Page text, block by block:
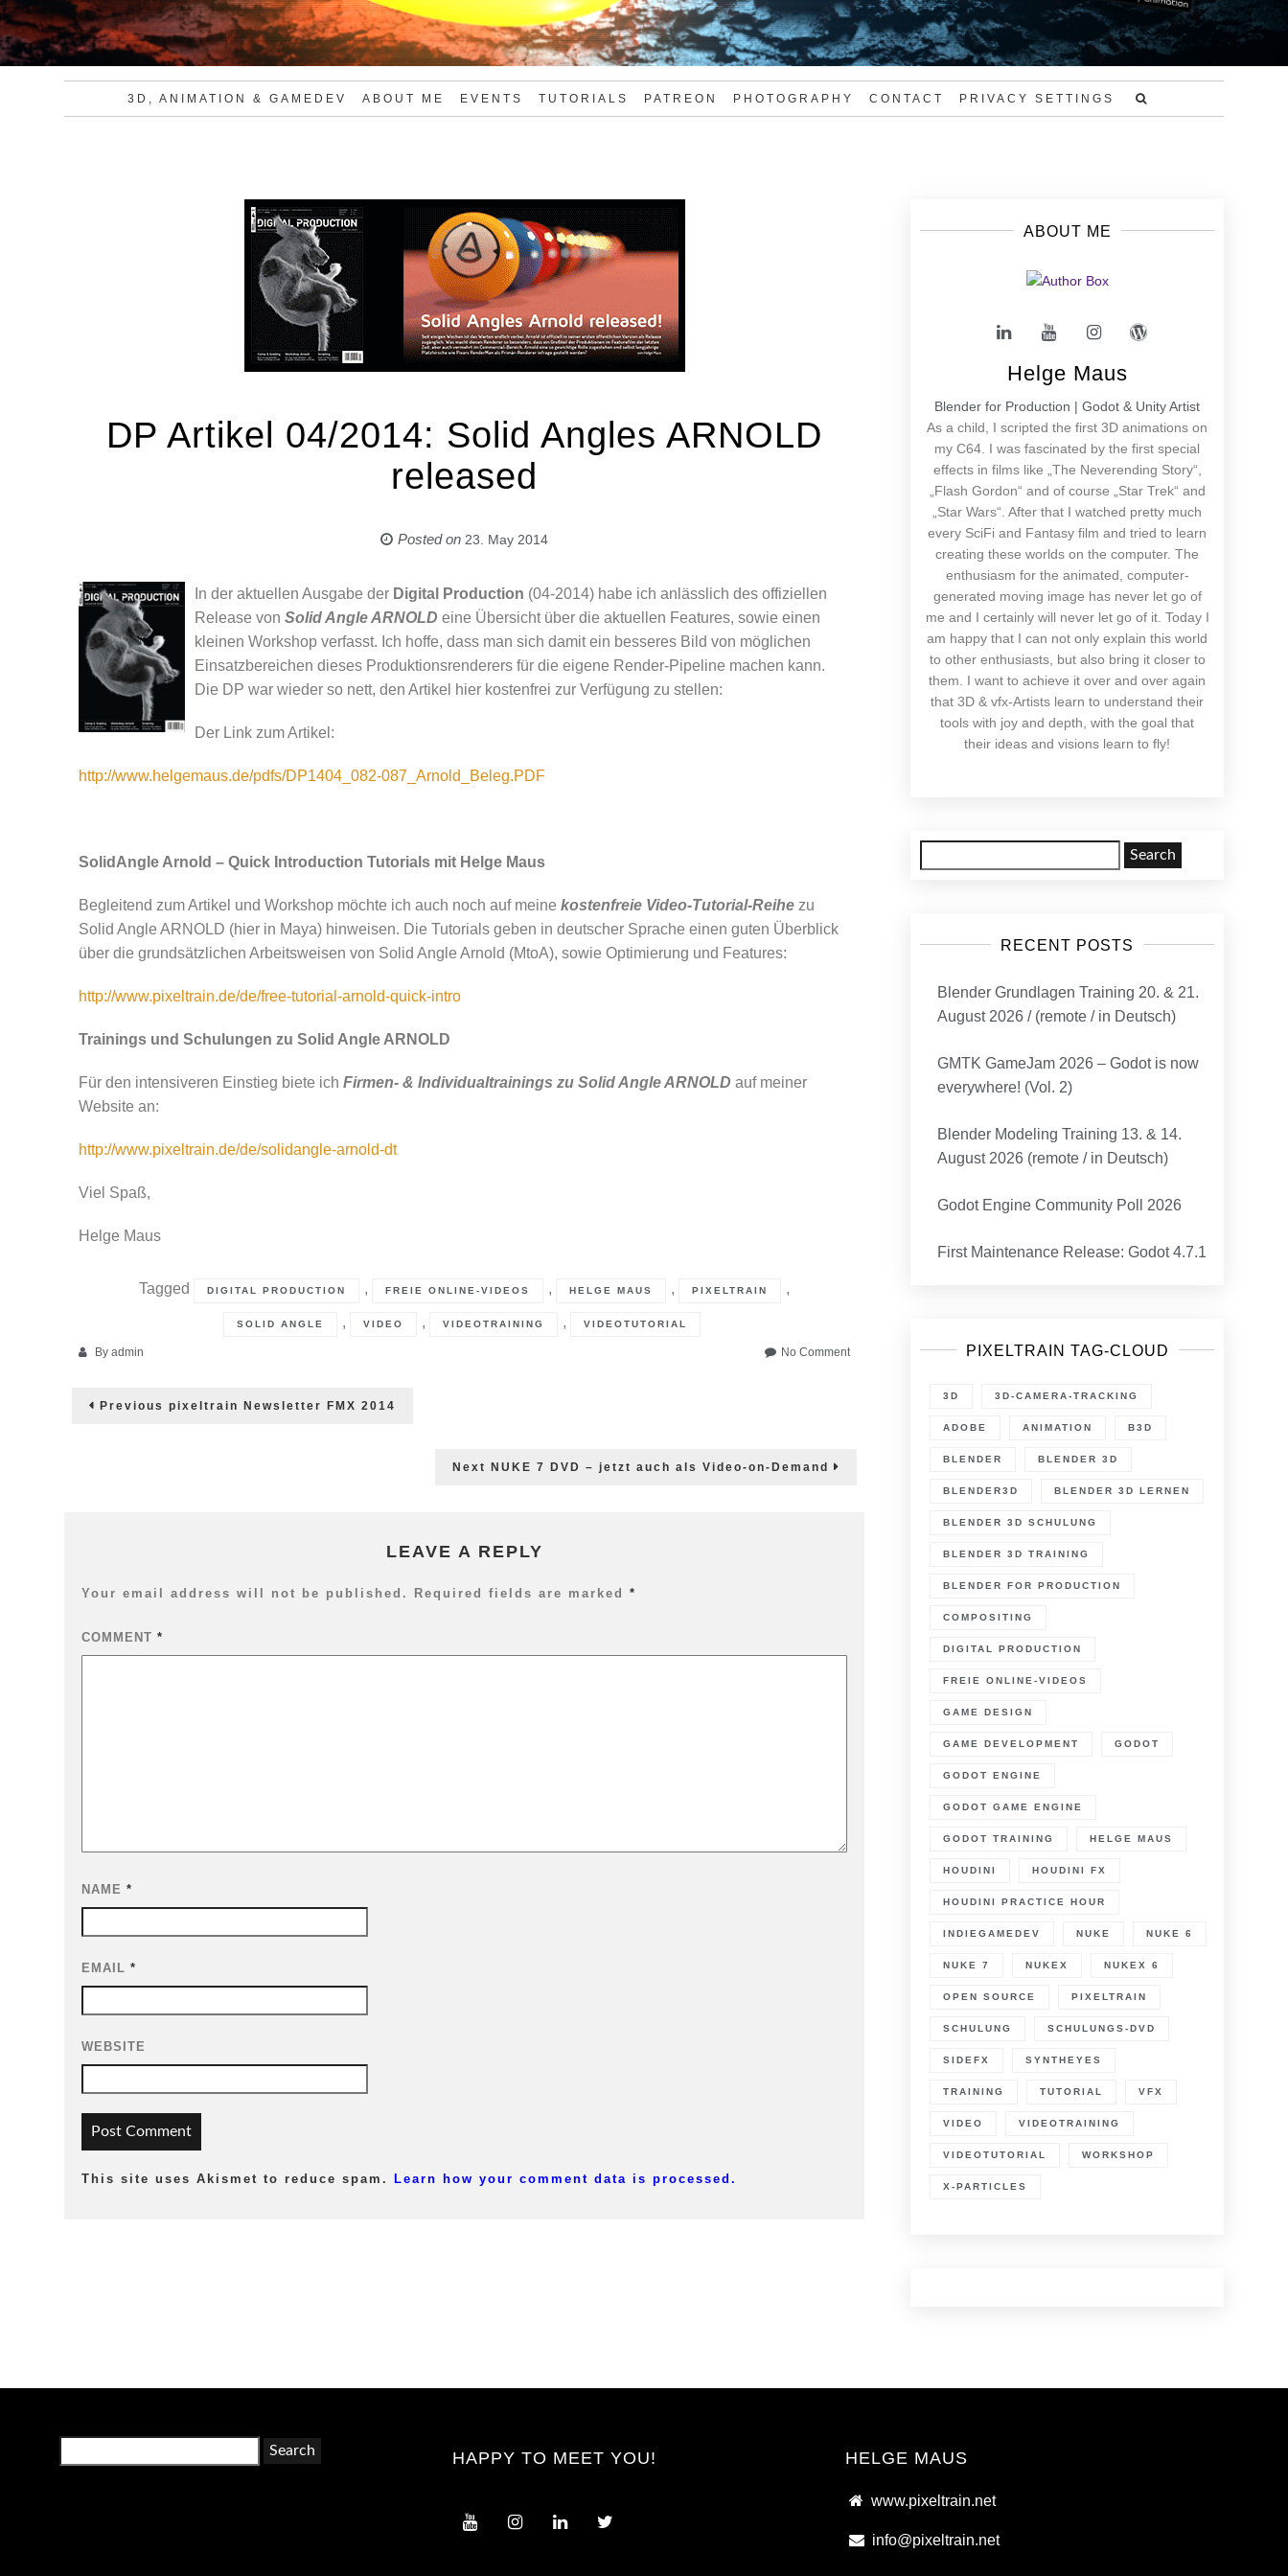
3D, ANIMATION & GAMEDEV ABOUT ME EVENTS TUTORIALS PATREON PHOTOGRAPHY CONTACT PRIVACY SETTINGS
DP Artikel 04/2014: Solid Angles ARNOLD
released
Posted on 23. May 2014
In der aktuellen Ausgabe der Digital Production (04-2014) habe ich anlässlich des offiziellen
Release vonSolid Angle ARNOLD eine Übersicht über die aktuellen Features, sowie einen
kleinen Workshop verfasst. Ich hoffe, dass man sich damit ein besseres Bild von möglichen
Einsatzbereichen dieses Produktionsrenderers für die eigene Render-Pipeline machen kann.
Die DP war wieder so nett, den Artikel hier kostenfrei zur Verfügung zu stellen:
Der Link zum Artikel:
http://www.helgemaus.de/pdfs/DP1404_082-087_Arnold_Beleg.PDF
SolidAngle Arnold – Quick Introduction Tutorials mit Helge Maus
Begleitend zum Artikel und Workshop möchte ich auch noch auf meinekostenfreie Video-Tutorial-Reihe zu
Solid Angle ARNOLD (hier in Maya) hinweisen. Die Tutorials geben in deutscher Sprache einen guten Überblick
über die grundsätzlichen Arbeitsweisen von Solid Angle Arnold (MtoA), sowie Optimierung und Features:
http://www.pixeltrain.de/de/free-tutorial-arnold-quick-intro
Trainings und Schulungen zu Solid Angle ARNOLD
Für den intensiveren Einstieg biete ichFirmen- & Individualtrainings zu Solid Angle ARNOLD auf meiner
Website an:
http://www.pixeltrain.de/de/solidangle-arnold-dt
Viel Spaß,
Helge Maus
Tagged DIGITAL PRODUCTION , FREIE ONLINE-VIDEOS , HELGE MAUS , PIXELTRAIN ,
SOLID ANGLE , VIDEO , VIDEOTRAINING , VIDEOTUTORIAL
Byadmin No Commenton
Post
Previous Previous
pixeltrain Newsletter FMX 2014
Next Next
NUKE 7 DVD – jetzt auch als Video-on-Demand
LEAVE A REPLY
Your email address will not be published. Required fields are marked*
COMMENT*
NAME*
EMAIL*
WEBSITE
This site uses Akismet to reduce spam. Learn how your comment data is processed.
ABOUT ME
Helge Maus
Blender for Production | Godot & Unity Artist
As a child, I scripted the first 3D animations on
my C64. I was fascinated by the first special
effects in films like „The Neverending Story“,
„Flash Gordon“ and of course „Star Trek“ and
„Star Wars“. After that I watched pretty much
every SciFi and Fantasy film and tried to learn
creating these worlds on the computer. The
enthusiasm for the animated, computer-
generated moving image has never let go of
me and I certainly will never let go of it. Today I
am happy that I can not only explain this world
to other enthusiasts, but also bring it closer to
them. I want to achieve it over and over again
that 3D & vfx-Artists learn to understand their
tools with joy and depth, with the goal that
their ideas and visions learn to fly!
for:
RECENT POSTS
Blender Grundlagen Training 20. & 21.
August 2026 / (remote / in Deutsch)
GMTK GameJam 2026 – Godot is now
everywhere! (Vol. 2)
Blender Modeling Training 13. & 14.
August 2026 (remote / in Deutsch)
Godot Engine Community Poll 2026
First Maintenance Release: Godot 4.7.1
PIXELTRAIN TAG-CLOUD
3D 3D-CAMERA-TRACKING
ADOBE ANIMATION B3D
BLENDER BLENDER 3D
BLENDER3D BLENDER 3D LERNEN
BLENDER 3D SCHULUNG
BLENDER 3D TRAINING
BLENDER FOR PRODUCTION
COMPOSITING
DIGITAL PRODUCTION
FREIE ONLINE-VIDEOS
GAME DESIGN
GAME DEVELOPMENT GODOT
GODOT ENGINE
GODOT GAME ENGINE
GODOT TRAINING HELGE MAUS
HOUDINI HOUDINI FX
HOUDINI PRACTICE HOUR
INDIEGAMEDEV NUKE NUKE 6
NUKE 7 NUKEX NUKEX 6
OPEN SOURCE PIXELTRAIN
SCHULUNG SCHULUNGS-DVD
SIDEFX SYNTHEYES
TRAINING TUTORIAL VFX
VIDEO VIDEOTRAINING
VIDEOTUTORIAL WORKSHOP
X-PARTICLES
HAPPY TO MEET YOU! HELGE MAUS
www.pixeltrain.net
info@pixeltrain.net